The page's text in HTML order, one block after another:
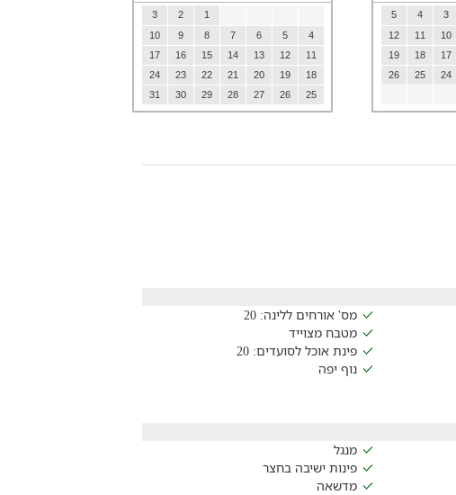
3
4
5
10
11
12
17
18
19
24
25
26
1
2
3
4
5
6
7
8
9
10
11
12
13
14
15
16
17
18
19
20
21
22
23
24
25
26
27
28
29
30
31
מס' אורחים ללינה: 20
מטבח מצוייד
פינת אוכל לסועדים: 20
נוף יפה
מנגל
פינות ישיבה בחצר
מדשאה